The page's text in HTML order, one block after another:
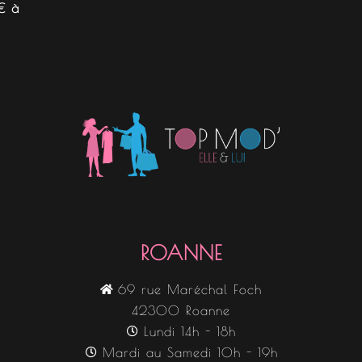
à
ROANNE
69 rue Maréchal Foch
42300 Roanne
Lundi 14h - 18h
Mardi au Samedi 10h - 19h